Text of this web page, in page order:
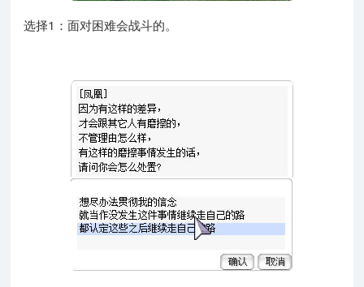
选择1：面对困难会战斗的。